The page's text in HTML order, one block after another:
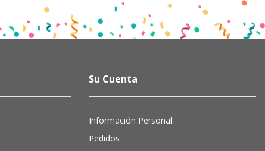
Su Cuenta
Información Personal
Pedidos